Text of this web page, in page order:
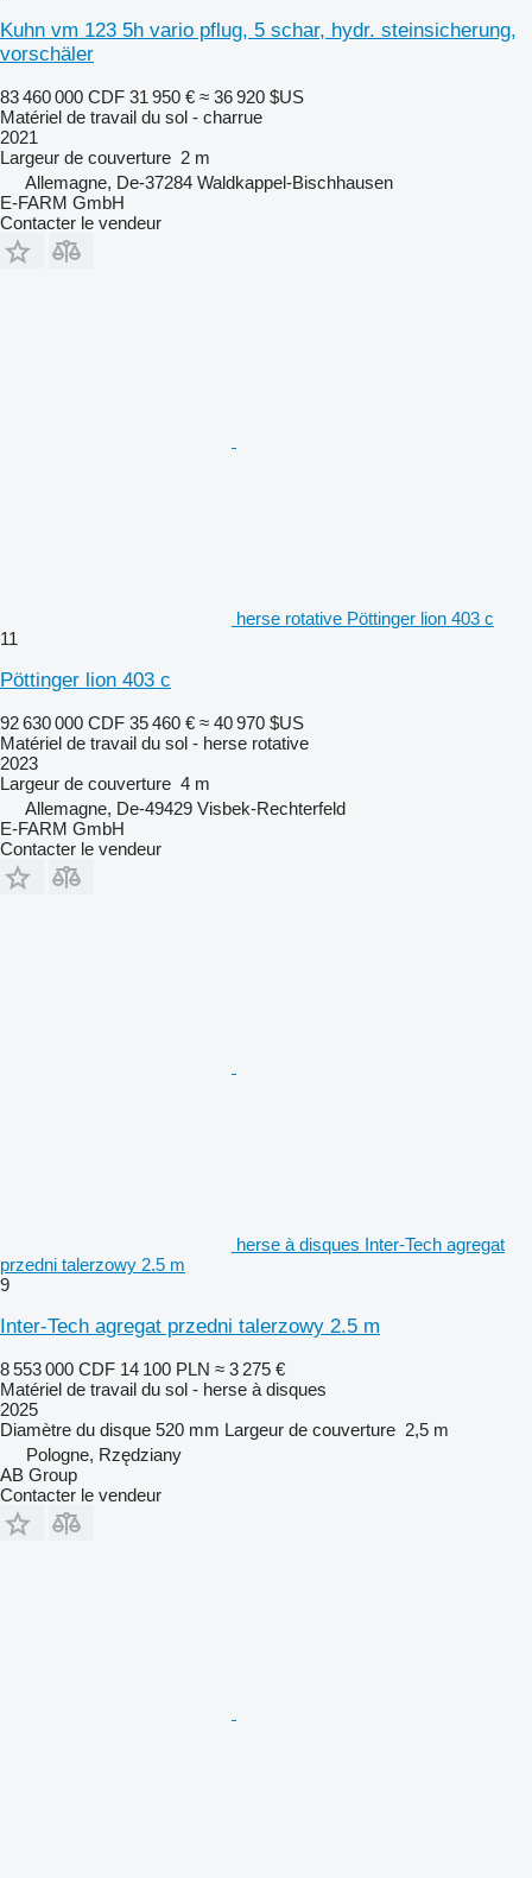
Kuhn vm 123 5h vario pflug, 5 schar, hydr. steinsicherung,
vorschäler
83 460 000 CDF 31 950 € ≈ 36 920 $US
Matériel de travail du sol - charrue
2021
Largeur de couverture 2 m
Allemagne, De-37284 Waldkappel-Bischhausen
E-FARM GmbH
Contacter le vendeur
herse rotative Pöttinger lion 403 c
11
Pöttinger lion 403 c
92 630 000 CDF 35 460 € ≈ 40 970 $US
Matériel de travail du sol - herse rotative
2023
Largeur de couverture 4 m
Allemagne, De-49429 Visbek-Rechterfeld
E-FARM GmbH
Contacter le vendeur
herse à disques Inter-Tech agregat
przedni talerzowy 2.5 m
9
Inter-Tech agregat przedni talerzowy 2.5 m
8 553 000 CDF 14 100 PLN ≈ 3 275 €
Matériel de travail du sol - herse à disques
2025
Diamètre du disque 520 mm Largeur de couverture 2,5 m
Pologne, Rzędziany
AB Group
Contacter le vendeur